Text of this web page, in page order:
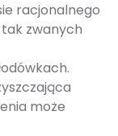
racjonalnego
zwanych
może